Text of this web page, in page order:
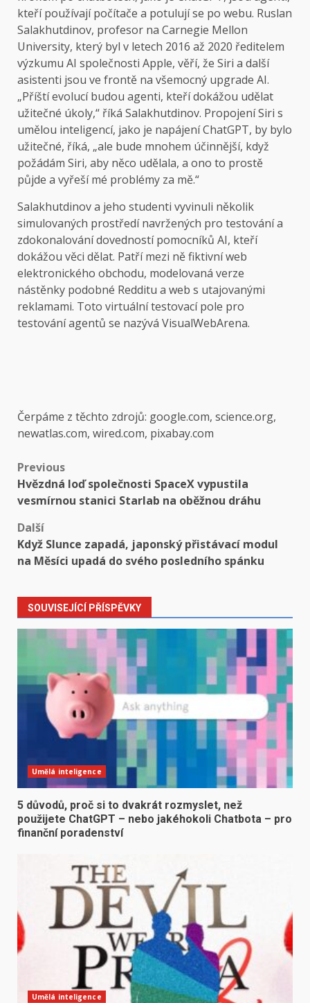
kteří používají počítače a potulují se po webu. Ruslan
Salakhutdinov, profesor na Carnegie Mellon
University, který byl v letech 2016 až 2020 ředitelem
výzkumu AI společnosti Apple, věří, že Siri a další
asistenti jsou ve frontě na všemocný upgrade AI.
„Příští evolucí budou agenti, kteří dokážou udělat
užitečné úkoly,“ říká Salakhutdinov. Propojení Siri s
umělou inteligencí, jako je napájení ChatGPT, by bylo
užitečné, říká, „ale bude mnohem účinnější, když
požádám Siri, aby něco udělala, a ono to prostě
půjde a vyřeší mé problémy za mě.“
Salakhutdinov a jeho studenti vyvinuli několik
simulovaných prostředí navržených pro testování a
zdokonalování dovedností pomocníků AI, kteří
dokážou věci dělat. Patří mezi ně fiktivní web
elektronického obchodu, modelovaná verze
nástěnky podobné Redditu a web s utajovanými
reklamami. Toto virtuální testovací pole pro
testování agentů se nazývá VisualWebArena.
Čerpáme z těchto zdrojů: google.com, science.org,
newatlas.com, wired.com, pixabay.com
Post
navigation
Previous
Hvězdná loď společnosti SpaceX vypustila
vesmírnou stanici Starlab na oběžnou dráhu
Další
Když Slunce zapadá, japonský přistávací modul
na Měsíci upadá do svého posledního spánku
SOUVISEJÍCÍ PŘÍSPĚVKY
Umělá inteligence
5 důvodů, proč si to dvakrát rozmyslet, než
použijete ChatGPT – nebo jakéhokoli Chatbota – pro
finanční poradenství
Umělá inteligence